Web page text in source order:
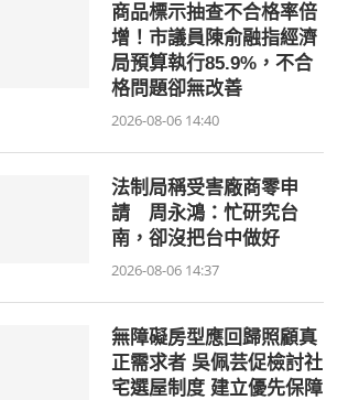
商品標示抽查不合格率倍
增！市議員陳俞融指經濟
局預算執行85.9%，不合
格問題卻無改善
2026-08-06 14:40
法制局稱受害廠商零申
請 周永鴻：忙研究台
南，卻沒把台中做好
2026-08-06 14:37
無障礙房型應回歸照顧真
正需求者 吳佩芸促檢討社
宅選屋制度 建立優先保障